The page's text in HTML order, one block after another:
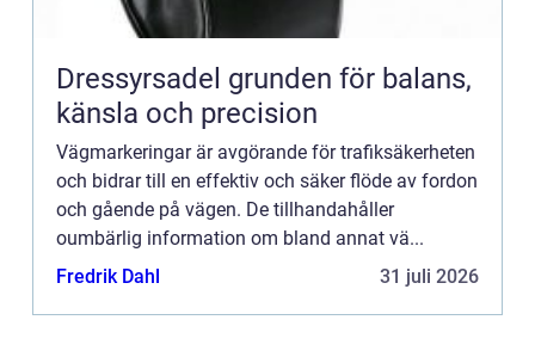
Dressyrsadel grunden för balans,
känsla och precision
Vägmarkeringar är avgörande för trafiksäkerheten
och bidrar till en effektiv och säker flöde av fordon
och gående på vägen. De tillhandahåller
oumbärlig information om bland annat vä...
Fredrik Dahl
31 juli 2026